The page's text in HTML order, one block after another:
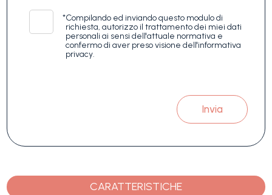
*Compilando ed inviando questo modulo di
richiesta, autorizzo il trattamento dei miei dati
personali ai sensi dell'attuale normativa e
confermo di aver preso visione dell'informativa
privacy.
Invia
CARATTERISTICHE